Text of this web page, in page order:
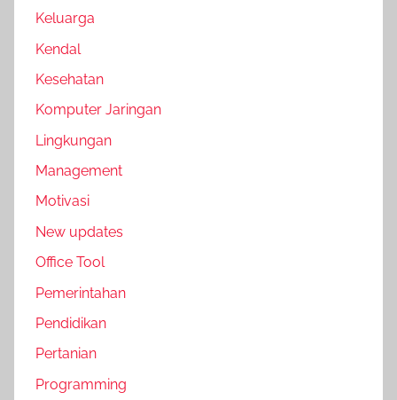
Keluarga
Kendal
Kesehatan
Komputer Jaringan
Lingkungan
Management
Motivasi
New updates
Office Tool
Pemerintahan
Pendidikan
Pertanian
Programming